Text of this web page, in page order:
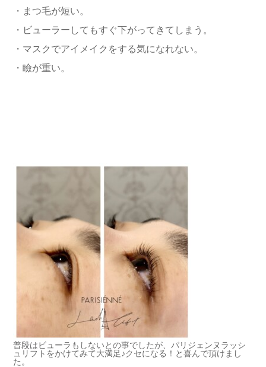
・まつ毛が短い。
・ビューラーしてもすぐ下がってきてしまう。
・マスクでアイメイクをする気になれない。
・瞼が重い。
普段はビューラもしないとの事でしたが、パリジェンヌラッシ
ュリフトをかけてみて大満足♪クセになる！と喜んで頂けまし
た。